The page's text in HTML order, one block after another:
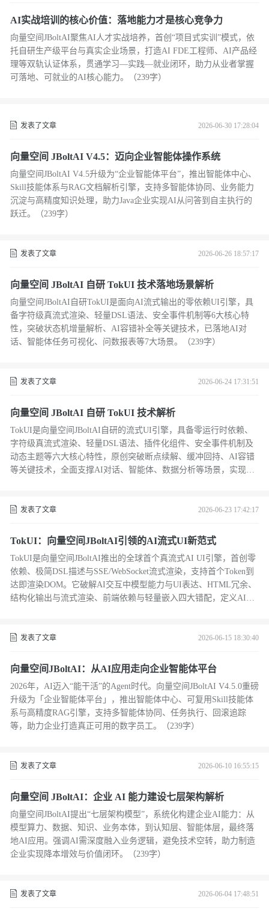
AI实战培训的核心价值：落地能力才是核心竞争力
向量空间JBoltAI聚焦AI人才实战培养，首创“项目式实训”模式，依
托自研生产级平台与真实企业场景，打造AI FDE工程师、AI产品经
理等双轨认证体系，贯通学习—实践—就业闭环，助力从业者掌握
可落地、可就业的AI核心能力。（239字）
发表了文章 2026-06-30 17:28:04
向量空间 JBoltAI V4.5：迈向企业智能体操作系统
向量空间JBoltAI V4.5升级为“企业智能体平台”，推出智能体中心、
Skill技能体系与RAG文档解析引擎，支持多智能体协同、业务能力
沉淀与高精度知识处理，助力Java企业实现AI从问答到自主执行的
跃迁。（239字）
发表了文章 2026-06-26 18:57:17
向量空间 JBoltAI 自研 TokUI 技术落地场景解析
向量空间JBoltAI自研TokUI是面向AI流式输出的零依赖UI引擎，具
备字符级真流式渲染、轻量DSL语法、安全事件机制等6大核心特
性，突破状态机增量解析、AI容错补全等关键技术，已落地AI对
话、智能体任务可视化、问数报表等7大场景。（239字）
发表了文章 2026-06-24 17:31:51
向量空间 JBoltAI 自研 TokUI 技术解析
TokUI是向量空间JBoltAI自研的流式UI引擎，具备零运行时依赖、
字符级真流式渲染、轻量DSL语法、插件化组件、安全事件机制及
动态主题等六大核心特性，原创突破断点续解、缓冲回持、AI容错
等关键技术，全面支撑AI对话、智能体、数据分析等场景，实现前
发表了文章 2026-06-23 17:42:17
TokUI：向量空间JBoltAI引领的AI流式UI新范式
TokUI是向量空间JBoltAI推出的全球首个真流式AI UI引擎，首创零
依赖、极简DSL描述与SSE/WebSocket流式渲染，支持首个Token到
达即渲染DOM。它破解AI交互中模型能力与UI表达、HTML冗余、
结构化输出与流式渲染、前端依赖与轻量嵌入四大错配，定义AI时
发表了文章 2026-06-15 18:30:40
向量空间JBoltAI：从AI应用走向企业智能体平台
2026年，AI迈入“能干活”的Agent时代。向量空间JBoltAI V4.5.0重磅
升级为「企业智能体平台」，推出智能体中心、可复用Skill技能体
系与高精度RAG引擎，支持多智能体协同、任务执行、回滚追踪
等，助力企业打造真正可用的数字员工。（239字）
发表了文章 2026-06-10 16:55:15
向量空间 JBoltAI：企业 AI 能力建设七层架构解析
向量空间JBoltAI提出“七层架构模型”，系统化构建企业AI能力：从
模型算力、数据、知识、业务本体，到认知层、智能体层，最终落
地AI应用。强调AI需深度融入业务逻辑，避免技术空转，助力制造
企业实现降本增效与价值闭环。（239字）
发表了文章 2026-06-04 17:48:51